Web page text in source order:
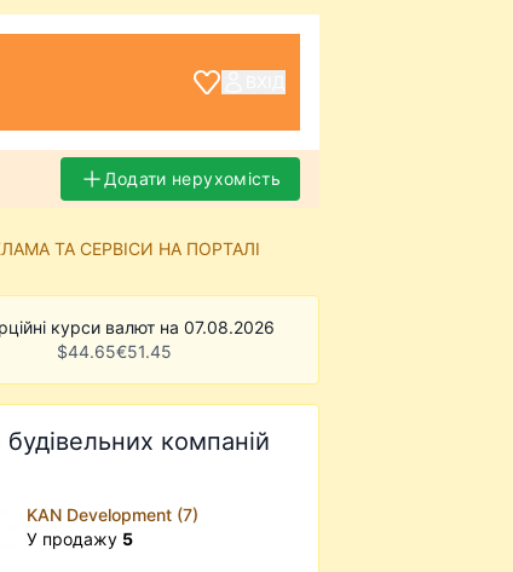
Додати нерухомість
ТА СЕРВІСИ НА ПОРТАЛІ
курси валют на 07.08.2026
$44.65€51.45
будівельних компаній
KAN Development (7)
У продажу 5